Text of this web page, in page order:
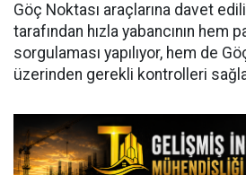
Göç Noktası araçlarına davet
tarafından hızla yabancının hem
sorgulaması yapılıyor, hem de
üzerinden gerekli kontrolleri